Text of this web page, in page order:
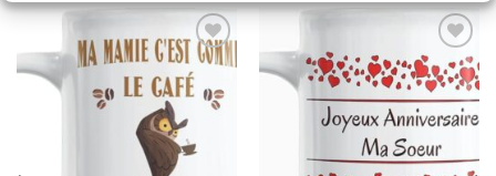
AJOUTER
À LA
LISTE
D’ENVIES
AJOUTER
À LA
LISTE
D’ENVIES